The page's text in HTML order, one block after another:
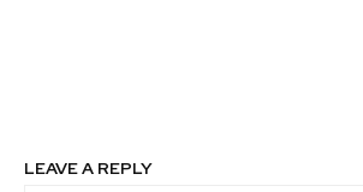
LEAVE A REPLY